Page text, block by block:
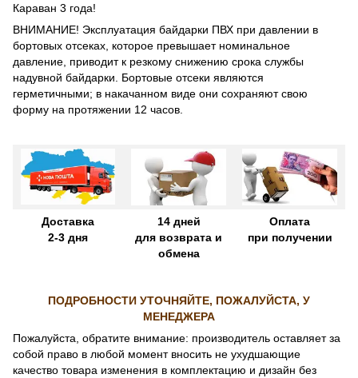
Караван 3 года!
ВНИМАНИЕ! Эксплуатация байдарки ПВХ при давлении в
бортовых отсеках, которое превышает номинальное
давление, приводит к резкому снижению срока службы
надувной байдарки. Бортовые отсеки являются
герметичными; в накачанном виде они сохраняют свою
форму на протяжении 12 часов.
Доставка
2-3 дня
14 дней
для возврата и
обмена
Оплата
при получении
ПОДРОБНОСТИ УТОЧНЯЙТЕ, ПОЖАЛУЙСТА, У
МЕНЕДЖЕРА
Пожалуйста, обратите внимание: производитель оставляет за
собой право в любой момент вносить не ухудшающие
качество товара изменения в комплектацию и дизайн без